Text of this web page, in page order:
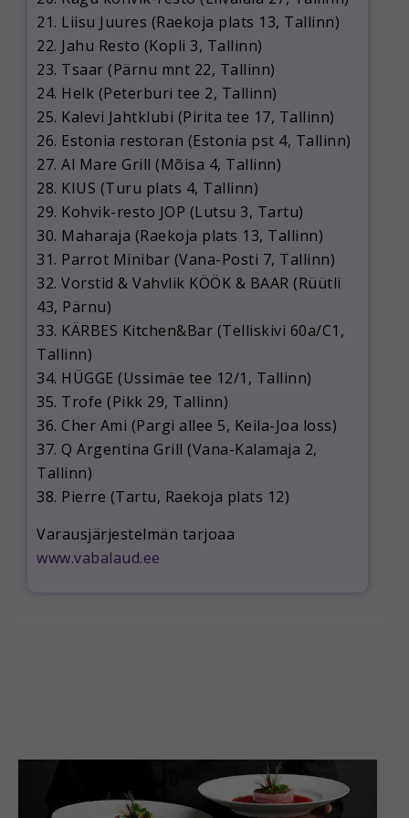
21. Liisu Juures (Raekoja plats 13, Tallinn)
22. Jahu Resto (Kopli 3, Tallinn)
23. Tsaar (Pärnu mnt 22, Tallinn)
24. Helk (Peterburi tee 2, Tallinn)
25. Kalevi Jahtklubi (Pirita tee 17, Tallinn)
26. Estonia restoran (Estonia pst 4, Tallinn)
27. Al Mare Grill (Mõisa 4, Tallinn)
28. KIUS (Turu plats 4, Tallinn)
29. Kohvik-resto JOP (Lutsu 3, Tartu)
30. Maharaja (Raekoja plats 13, Tallinn)
31. Parrot Minibar (Vana-Posti 7, Tallinn)
32. Vorstid & Vahvlik KÖÖK & BAAR (Rüütli
43, Pärnu)
33. KÄRBES Kitchen&Bar (Telliskivi 60a/C1,
Tallinn)
34. HÜGGE (Ussimäe tee 12/1, Tallinn)
35. Trofe (Pikk 29, Tallinn)
36. Cher Ami (Pargi allee 5, Keila-Joa loss)
37. Q Argentina Grill (Vana-Kalamaja 2,
Tallinn)
38. Pierre (Tartu, Raekoja plats 12)
Varausjärjestelmän tarjoaa
www.vabalaud.ee